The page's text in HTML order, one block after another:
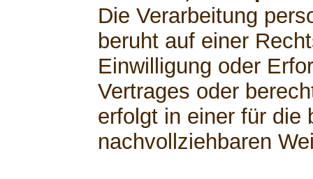
Die Verarbeitung
beruht auf einer
Einwilligung oder
Vertrages oder
erfolgt in einer für die
nachvollziehbaren